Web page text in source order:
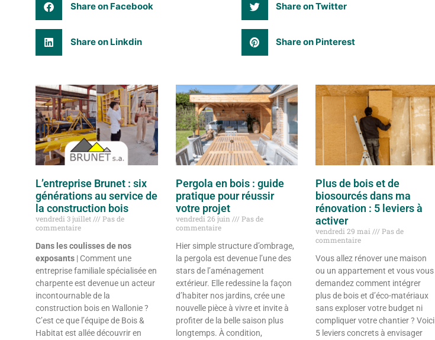
Share on Facebook Share on Twitter
Share on Linkdin Share on Pinterest
L’entreprise Brunet : six
générations au service de
la construction bois
vendredi 3 juillet
Pas de
commentaire
Dans les coulisses de nos
exposants | Comment une
entreprise familiale spécialisée en
charpente est devenue un acteur
incontournable de la
construction bois en Wallonie ?
C’est ce que l’équipe de Bois &
Habitat est allée découvrir en
Pergola en bois : guide
pratique pour réussir
votre projet
vendredi 26 juin
Pas de
commentaire
Hier simple structure d’ombrage,
la pergola est devenue l’une des
stars de l’aménagement
extérieur. Elle redessine la façon
d’habiter nos jardins, crée une
nouvelle pièce à vivre et invite à
profiter de la belle saison plus
longtemps. À condition,
Plus de bois et de
biosourcés dans ma
rénovation : 5 leviers à
activer
vendredi 29 mai
Pas de
commentaire
Vous allez rénover une maison
ou un appartement et vous vous
demandez comment intégrer
plus de bois et d’éco-matériaux
sans exploser votre budget ni
compliquer votre chantier ? Voici
5 leviers concrets à envisager